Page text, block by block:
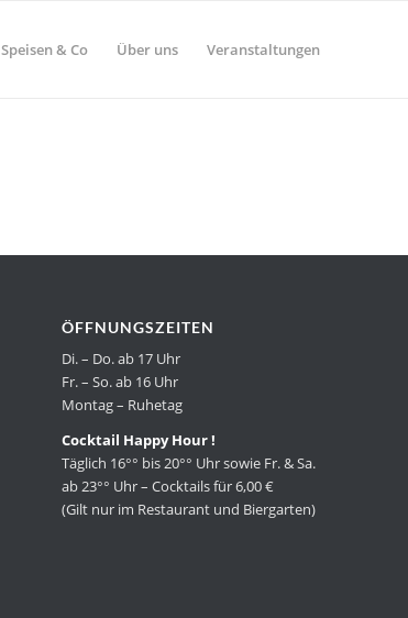
Speisen & Co Über uns Veranstaltungen
ÖFFNUNGSZEITEN
Di. – Do. ab 17 Uhr
Fr. – So. ab 16 Uhr
Montag – Ruhetag
Cocktail Happy Hour !
Täglich 16°° bis 20°° Uhr sowie Fr. & Sa.
ab 23°° Uhr – Cocktails für 6,00 €
(Gilt nur im Restaurant und Biergarten)